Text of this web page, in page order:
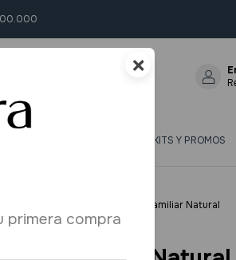
KITS Y PROMOS
Kit Familiar Natural
×
primera compra